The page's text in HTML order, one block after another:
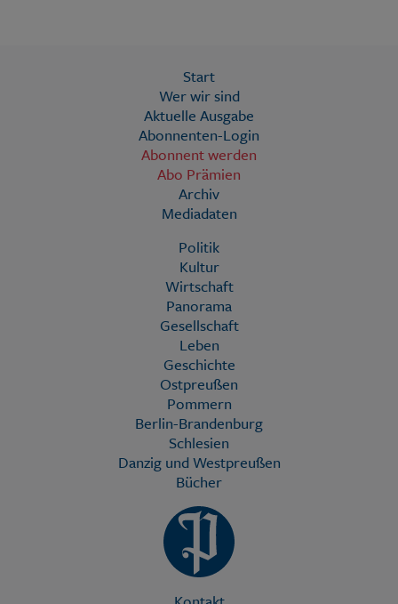
Start
Wer wir sind
Aktuelle Ausgabe
Abonnenten-Login
Abonnent werden
Abo Prämien
Archiv
Mediadaten
Politik
Kultur
Wirtschaft
Panorama
Gesellschaft
Leben
Geschichte
Ostpreußen
Pommern
Berlin-Brandenburg
Schlesien
Danzig und Westpreußen
Bücher